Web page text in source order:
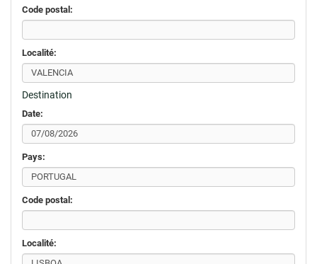
Code postal:
Localité:
Destination
Date:
Pays:
Code postal:
Localité: